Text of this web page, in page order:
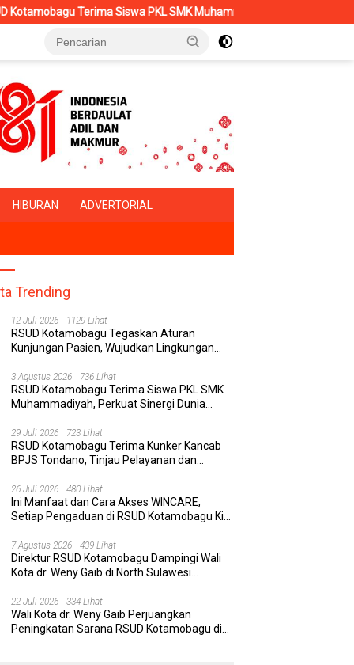
PKL SMK Muhammadiyah, Perkuat Sinergi Dunia Pendidikan dan
HIBURAN ADVERTORIAL
Trending
12 Juli 2026 1129 Lihat
RSUD Kotamobagu Tegaskan Aturan
Kunjungan Pasien, Wujudkan Lingkungan
Berkualitas
3 Agustus 2026 736 Lihat
RSUD Kotamobagu Terima Siswa PKL SMK
Muhammadiyah, Perkuat Sinergi Dunia
29 Juli 2026 723 Lihat
RSUD Kotamobagu Terima Kunker Kancab
BPJS Tondano, Tinjau Pelayanan dan
26 Juli 2026 480 Lihat
Ini Manfaat dan Cara Akses WINCARE,
Setiap Pengaduan di RSUD Kotamobagu Kini
7 Agustus 2026 439 Lihat
Direktur RSUD Kotamobagu Dampingi Wali
Kota dr. Weny Gaib di North Sulawesi
22 Juli 2026 334 Lihat
Wali Kota dr. Weny Gaib Perjuangkan
Peningkatan Sarana RSUD Kotamobagu di